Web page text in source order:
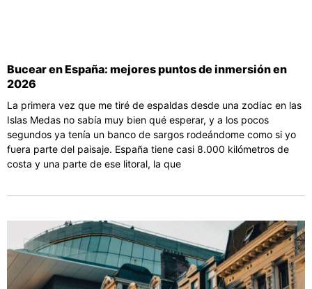
Bucear en España: mejores puntos de inmersión en
2026
La primera vez que me tiré de espaldas desde una zodiac en las
Islas Medas no sabía muy bien qué esperar, y a los pocos
segundos ya tenía un banco de sargos rodeándome como si yo
fuera parte del paisaje. España tiene casi 8.000 kilómetros de
costa y una parte de ese litoral, la que